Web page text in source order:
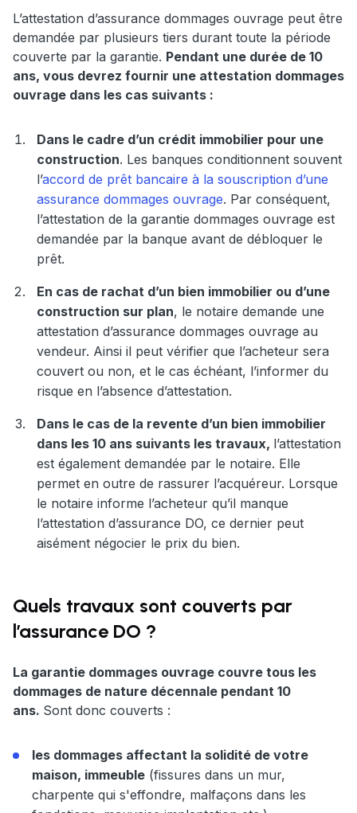
L’attestation d’assurance dommages ouvrage peut être
demandée par plusieurs tiers durant toute la période
couverte par la garantie. Pendant une durée de 10
ans, vous devrez fournir une attestation dommages
ouvrage dans les cas suivants :
Dans le cadre d’un crédit immobilier pour une
construction. Les banques conditionnent souvent
l’accord de prêt bancaire à la souscription d’une
assurance dommages ouvrage. Par conséquent,
l’attestation de la garantie dommages ouvrage est
demandée par la banque avant de débloquer le
prêt.
En cas de rachat d’un bien immobilier ou d’une
construction sur plan, le notaire demande une
attestation d’assurance dommages ouvrage au
vendeur. Ainsi il peut vérifier que l’acheteur sera
couvert ou non, et le cas échéant, l’informer du
risque en l’absence d’attestation.
Dans le cas de la revente d’un bien immobilier
dans les 10 ans suivants les travaux, l’attestation
est également demandée par le notaire. Elle
permet en outre de rassurer l’acquéreur. Lorsque
le notaire informe l’acheteur qu’il manque
l’attestation d’assurance DO, ce dernier peut
aisément négocier le prix du bien.
Quels travaux sont couverts par
l’assurance DO ?
La garantie dommages ouvrage couvre tous les
dommages de nature décennale pendant 10
ans. Sont donc couverts :
les dommages affectant la solidité de votre
maison, immeuble (fissures dans un mur,
charpente qui s'effondre, malfaçons dans les